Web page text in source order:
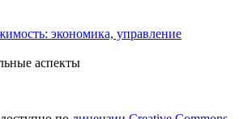
экономика, управление
аспекты